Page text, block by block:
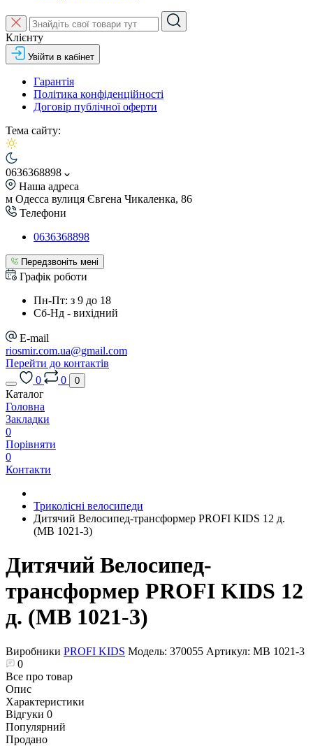
Клієнту
Увійти в кабінет
Гарантія
Політика конфіденційності
Договір публічної оферти
Тема сайту:
0636368898
Наша адреса
м Одесса вулиця Євгена Чикаленка, 86
Телефони
0636368898
Передзвоніть мені
Графік роботи
Пн-Пт: з 9 до 18
Сб-Нд - вихідний
E-mail
riosmir.com.ua@gmail.com
Перейти до контактів
0
0 0
Каталог
Головна
Закладки
0
Порівняти
0
Контакти
Триколісні велосипеди
Дитячий Велосипед-трансформер PROFI KIDS 12 д.
(MB 1021-3)
Дитячий Велосипед-
трансформер PROFI KIDS 12
д. (MB 1021-3)
Виробники PROFI KIDS Модель: 370055 Артикул: MB 1021-3
0
Все про товар
Опис
Характеристики
Відгуки 0
Популярний
Продано